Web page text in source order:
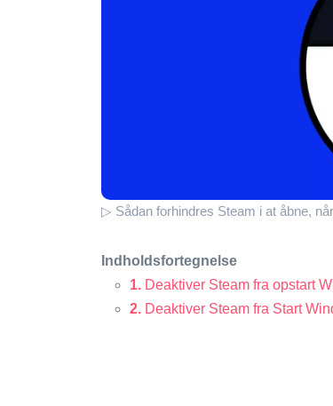
▷ Sådan forhindres Steam i at åbne,
Indholdsfortegnelse
1. Deaktiver Steam fra opstart
2. Deaktiver Steam fra Start